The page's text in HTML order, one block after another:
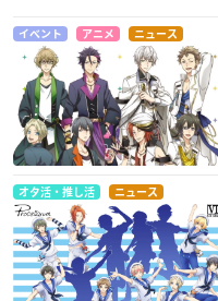
イベント アニメ ニュース
オタ活・推し活 ニュース